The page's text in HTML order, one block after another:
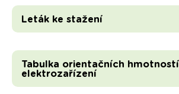
Leták ke stažení
Tabulka orientačních hmotností
elektrozařízení